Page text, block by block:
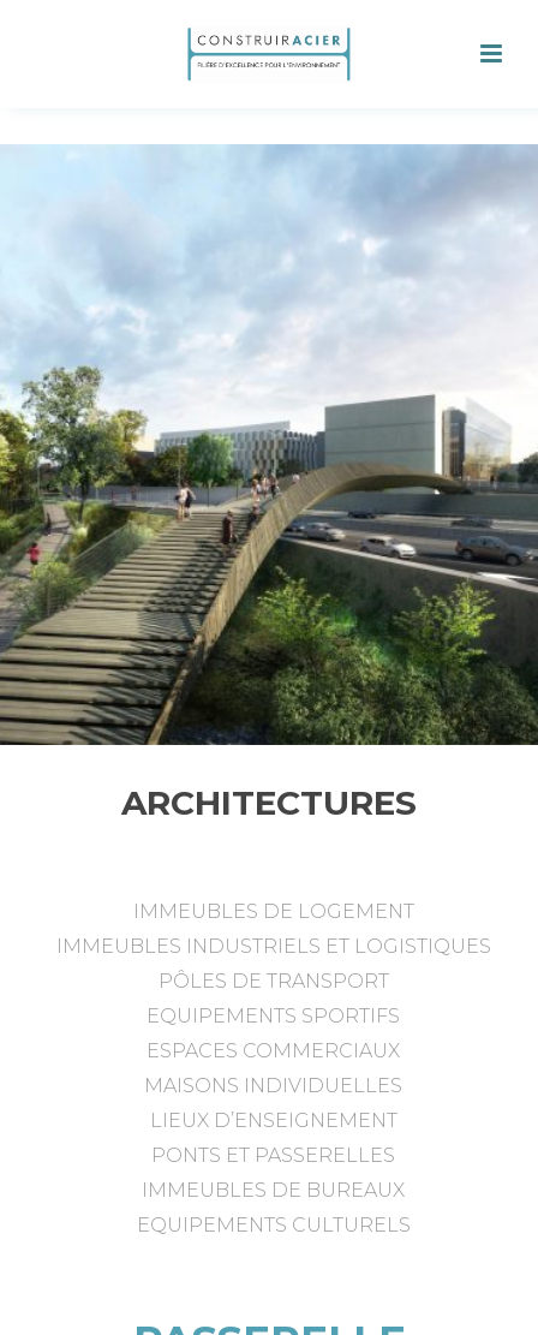
ARCHITECTURES
IMMEUBLES DE LOGEMENT
IMMEUBLES INDUSTRIELS ET LOGISTIQUES
PÔLES DE TRANSPORT
EQUIPEMENTS SPORTIFS
ESPACES COMMERCIAUX
MAISONS INDIVIDUELLES
LIEUX D’ENSEIGNEMENT
PONTS ET PASSERELLES
IMMEUBLES DE BUREAUX
EQUIPEMENTS CULTURELS